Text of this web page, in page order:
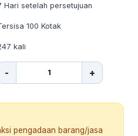
Hari setelah persetujuan
100 Kotak
kali
- +
pengadaan barang/jasa